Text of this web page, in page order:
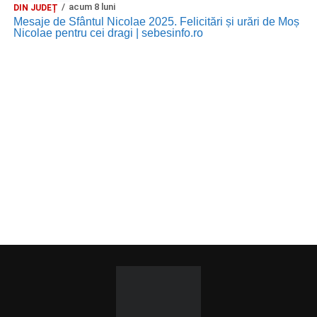
DIN JUDEȚ acum 8 luni
Mesaje de Sfântul Nicolae 2025. Felicitări și urări de Moș
Nicolae pentru cei dragi | sebesinfo.ro